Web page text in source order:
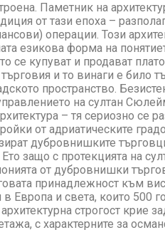
Паметник на
от тази епоха –
операции. Този
езикова форма на
се купуват и продават
и то винаги е било
пространство.
на султан
– тя сериозно се
от адриатическите
дубровнишките
защо с протекцията на
от дубровнишки
принадлежност към
Европа и света, които 500
строгост крие
с характерните за